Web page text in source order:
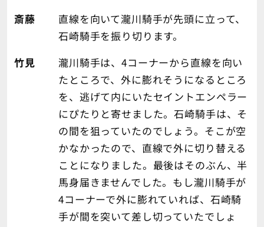
斎藤
直線を向いて瀧川騎手が先頭に立って、
石崎騎手を振り切ります。
竹見
瀧川騎手は、4コーナーから直線を向い
たところで、外に膨れそうになるところ
を、逃げて内にいたセイントエンペラー
にぴたりと寄せました。石崎騎手は、そ
の間を狙っていたのでしょう。そこが空
かなかったので、直線で外に切り替える
ことになりました。最後はそのぶん、半
馬身届きませんでした。もし瀧川騎手が
4コーナーで外に膨れていれば、石崎騎
手が間を突いて差し切っていたでしょ